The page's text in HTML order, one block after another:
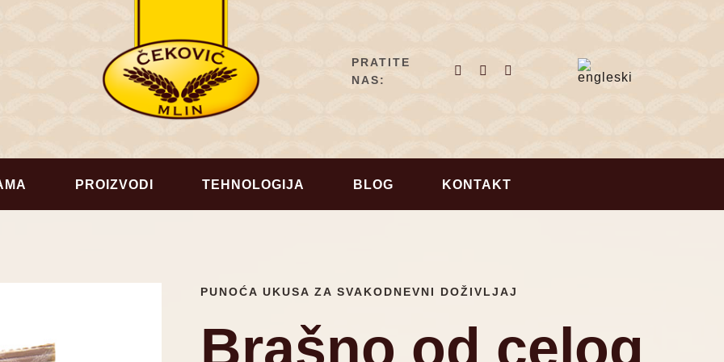
PRATITE
NAS:
PROIZVODI TEHNOLOGIJA BLOG KONTAKT
PUNOĆA UKUSA ZA SVAKODNEVNI DOŽIVLJAJ
Brašno od celog